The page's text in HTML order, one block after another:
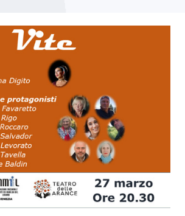
teatrale “Vite”